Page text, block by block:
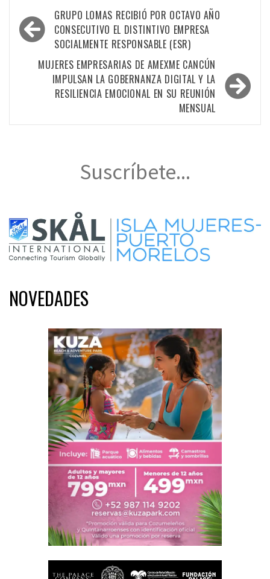
Navegación
de
entradas
GRUPO LOMAS RECIBIÓ POR OCTAVO AÑO
CONSECUTIVO EL DISTINTIVO EMPRESA
SOCIALMENTE RESPONSABLE (ESR)
MUJERES EMPRESARIAS DE AMEXME CANCÚN
IMPULSAN LA GOBERNANZA DIGITAL Y LA
RESILIENCIA EMOCIONAL EN SU REUNIÓN
MENSUAL
Suscríbete...
NOVEDADES